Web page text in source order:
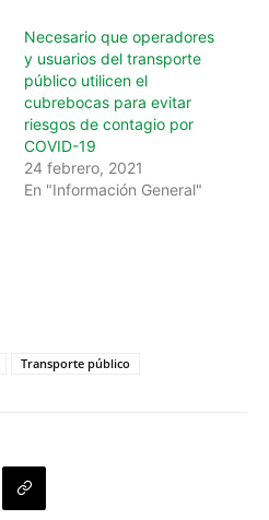
Necesario que operadores
y usuarios del transporte
público utilicen el
cubrebocas para evitar
riesgos de contagio por
COVID-19
24 febrero, 2021
En "Información General"
Transporte público